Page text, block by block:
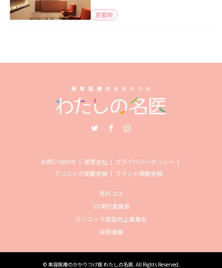
京都府
お問い合わせ 運営会社
プライバシーポリシー
クリニック掲載依頼
ブランド掲載依頼
売れコス
DX実行委員長
クリニック収益向上委員会
採用情報
© 美容医療のかかりつけ医 わたしの名医. All Rights Reserved.